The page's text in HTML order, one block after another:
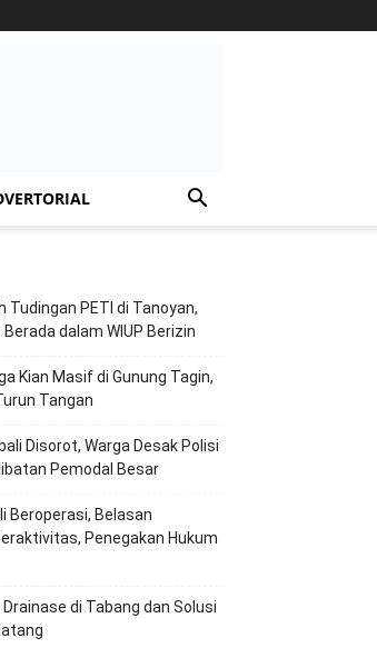
Tudingan PETI di Tanoyan,
dalam WIUP Berizin
Kian Masif di Gunung Tagin,
Tangan
Disorot, Warga Desak Polisi
Pemodal Besar
Beroperasi, Belasan
Penegakan Hukum
di Tabang dan Solusi